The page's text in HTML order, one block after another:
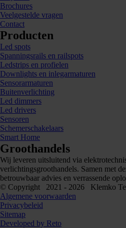
Brochures
Veelgestelde vragen
Contact
Producten
Led spots
Spanningsrails en railspots
Ledstrips en profielen
Downlights en inlegarmaturen
Sensorarmaturen
Buitenverlichting
Led dimmers
Led drivers
Sensoren
Schemerschakelaars
Smart Home
Groothandels
Wij leveren uitsluitend via
verlichtingsgroothandels. Samen met
betrouwbaar advies en verrassende
© Copyright 2021 - 2026 Klemko
Algemene voorwaarden
Privacybeleid
Sitemap
Developed by Reto